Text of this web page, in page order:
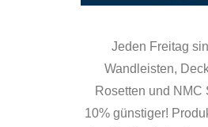
Jeden Freitag
Wandleisten,
Rosetten und NMC
10% günstiger!